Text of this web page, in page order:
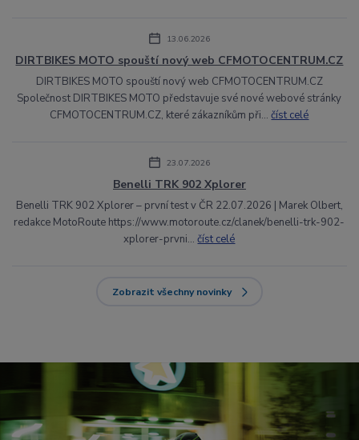
13.06.2026
DIRTBIKES MOTO spouští nový web CFMOTOCENTRUM.CZ
DIRTBIKES MOTO spouští nový web CFMOTOCENTRUM.CZ
Společnost DIRTBIKES MOTO představuje své nové webové stránky
CFMOTOCENTRUM.CZ, které zákazníkům při...číst celé
23.07.2026
Benelli TRK 902 Xplorer
Benelli TRK 902 Xplorer – první test v ČR 22.07.2026 | Marek Olbert,
redakce MotoRoute https://www.motoroute.cz/clanek/benelli-trk-902-
xplorer-prvni...číst celé
Zobrazit všechny novinky